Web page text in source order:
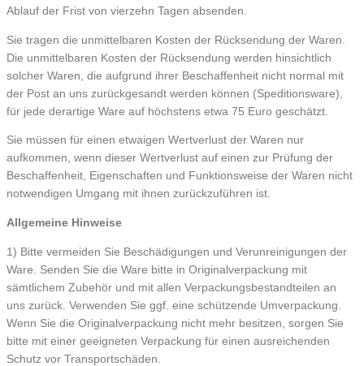
Ablauf der Frist von vierzehn Tagen absenden.
Sie tragen die unmittelbaren Kosten der Rücksendung der Waren.
Die unmittelbaren Kosten der Rücksendung werden hinsichtlich
solcher Waren, die aufgrund ihrer Beschaffenheit nicht normal mit
der Post an uns zurückgesandt werden können (Speditionsware),
für jede derartige Ware auf höchstens etwa 75 Euro geschätzt.
Sie müssen für einen etwaigen Wertverlust der Waren nur
aufkommen, wenn dieser Wertverlust auf einen zur Prüfung der
Beschaffenheit, Eigenschaften und Funktionsweise der Waren nicht
notwendigen Umgang mit ihnen zurückzuführen ist.
Allgemeine Hinweise
1) Bitte vermeiden Sie Beschädigungen und Verunreinigungen der
Ware. Senden Sie die Ware bitte in Originalverpackung mit
sämtlichem Zubehör und mit allen Verpackungsbestandteilen an
uns zurück. Verwenden Sie ggf. eine schützende Umverpackung.
Wenn Sie die Originalverpackung nicht mehr besitzen, sorgen Sie
bitte mit einer geeigneten Verpackung für einen ausreichenden
Schutz vor Transportschäden.